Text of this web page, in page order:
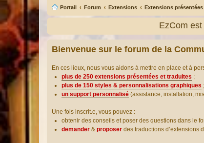
Portail Forum Extensions Extensions
EzCom
Bienvenue sur le forum de la
En ces lieux, nous vous aidons à mettre en place et à
plus de 250 extensions présentées et traduites ;
plus de 150 styles & personnalisations graphiques ;
un support personnalisé (assistance, installation,
Une fois inscrit.e, vous pouvez :
obtenir des conseils et poser des questions dans le
demander & proposer des traductions d’extensions